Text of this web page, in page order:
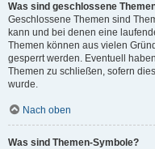
Was sind geschlossene
Geschlossene Themen sind
kann und bei denen eine
Themen können aus vielen
gesperrt werden. Eventuell
Themen zu schließen, sofern
wurde.
Nach oben
Was sind Themen-Symbole?